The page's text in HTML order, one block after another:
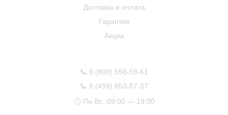
Доставка и оплата
Гарантия
Акции
📞 8 (800) 550-59-61
📞 8 (499) 653-87-37
🕒 Пн-Вс: 09:00 — 19:00